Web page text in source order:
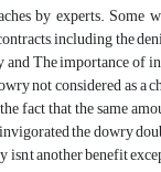
by experts. Some
including the
and The importance
not considered as
fact that the same
the dowry
another benefit